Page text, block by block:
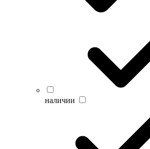
наличии